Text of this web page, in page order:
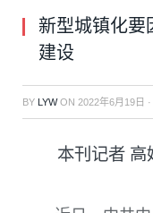
新型城镇化
建设
BY LYWON 2022年6月19日 ·
本刊记者 高